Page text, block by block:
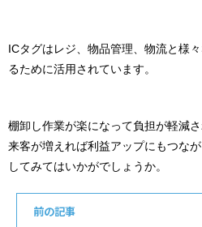
ICタグはレジ、物品管理、物流と様
るために活用されています。
棚卸し作業が楽になって負担が軽減
来客が増えれば利益アップにもつな
してみてはいかがでしょうか。
前の記事